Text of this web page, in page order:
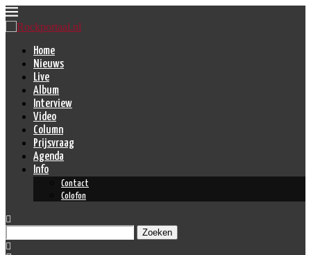
Home
Nieuws
Live
Album
Interview
Video
Column
Prijsvraag
Agenda
Info
Contact
Colofon
Zoeken